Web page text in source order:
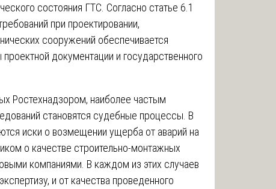
состояния ГТС. Согласно статье 6.1
при проектировании,
сооружений обеспечивается
документации и государственного
Ростехнадзором, наиболее частым
становятся судебные процессы. В
иски о возмещении ущерба от аварий на
о качестве строительно-монтажных
компаниями. В каждом из этих случаев
и от качества проведенного